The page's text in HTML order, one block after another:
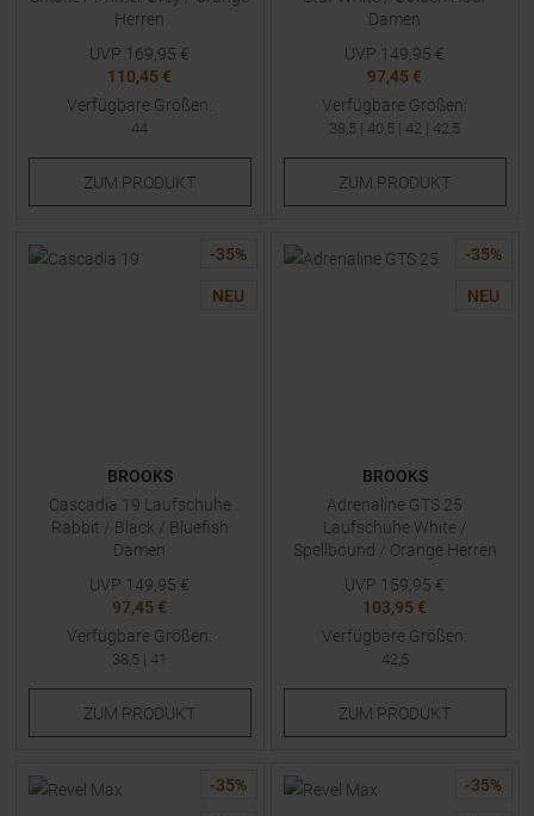
Herren
UVP 169,95 €
110,45 €
Verfügbare Größen:
44
ZUM PRODUKT
Damen
UVP 149,95 €
97,45 €
Verfügbare Größen:
38,5 | 40,5 | 42 | 42,5
ZUM PRODUKT
-35%
NEU
BROOKS
Cascadia 19 Laufschuhe
Rabbit / Black / Bluefish
Damen
UVP 149,95 €
97,45 €
Verfügbare Größen:
38,5 | 41
ZUM PRODUKT
-35%
NEU
BROOKS
Adrenaline GTS 25
Laufschuhe White /
Spellbound / Orange Herren
UVP 159,95 €
103,95 €
Verfügbare Größen:
42,5
ZUM PRODUKT
-35% -35%